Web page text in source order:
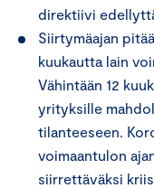
direktiivi
Siirtymäajan
kuukautta lain
Vähintään 12
yrityksille
tilanteeseen.
voimaantulon
siirrettäväksi